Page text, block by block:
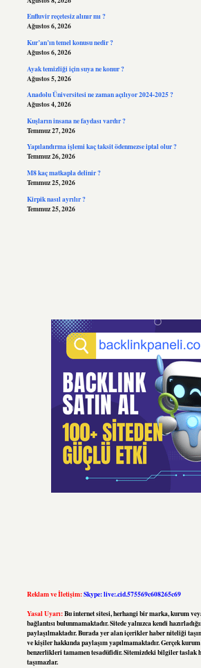
Enfluvir reçetesiz alınır mı ?
Ağustos 6, 2026
Kur’an’ın temel konusu nedir ?
Ağustos 6, 2026
Ayak temizliği için suya ne konur ?
Ağustos 5, 2026
Anadolu Üniversitesi ne zaman açılıyor 2024-2025 ?
Ağustos 4, 2026
Kuşların insana ne faydası vardır ?
Temmuz 27, 2026
Yapılandırma işlemi kaç taksit ödenmezse iptal olur ?
Temmuz 26, 2026
M8 kaç matkapla delinir ?
Temmuz 25, 2026
Kirpik nasıl ayrılır ?
Temmuz 25, 2026
Reklam ve İletişim:Skype: live:.cid.575569c608265c69
Yasal Uyarı:Bu internet sitesi, herhangi bir marka, kurum
bağlantısı bulunmamaktadır. Sitede yalnızca kendi
paylaşılmaktadır. Burada yer alan içerikler haber niteliği
ve kişiler hakkında paylaşım yapılmamaktadır. Gerçek
benzerlikleri tamamen tesadüfidir. Sitemizdeki bilgiler taslak
taşımazlar.